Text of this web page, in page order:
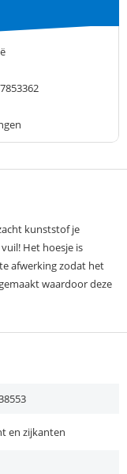
kunststof je
Het hoesje is
afwerking zodat het
waardoor deze
en zijkanten